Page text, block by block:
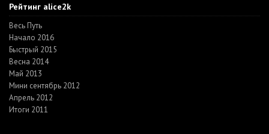
Рейтинг alice2k
Весь Путь
Начало 2016
Быстрый 2015
Весна 2014
Май 2013
Мини сентябрь 2012
Апрель 2012
Итоги 2011